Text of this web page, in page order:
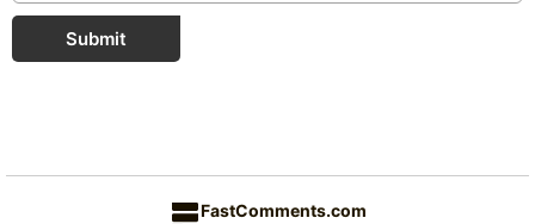
Submit
FastComments.com